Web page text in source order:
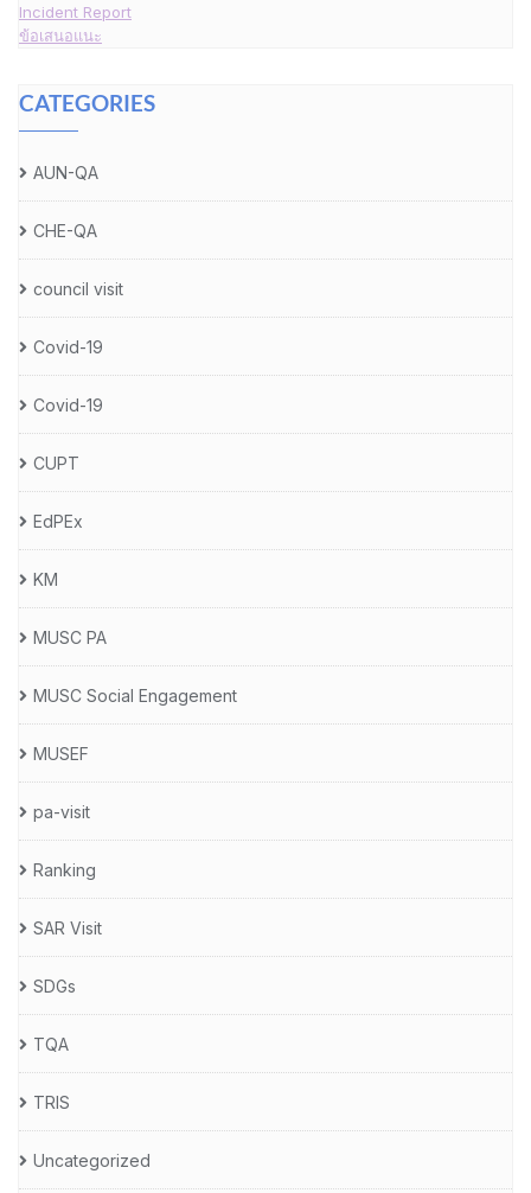
Incident Report
ข้อเสนอแนะ
CATEGORIES
AUN-QA
CHE-QA
council visit
Covid-19
Covid-19
CUPT
EdPEx
KM
MUSC PA
MUSC Social Engagement
MUSEF
pa-visit
Ranking
SAR Visit
SDGs
TQA
TRIS
Uncategorized